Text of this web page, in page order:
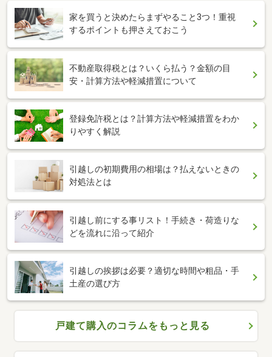
家を買うと決めたらまずやること3つ！重視
するポイントも押さえておこう
不動産取得税とは？いくら払う？金額の目
安・計算方法や軽減措置について
登録免許税とは？計算方法や軽減措置をわか
りやすく解説
引越しの初期費用の相場は？払えないときの
対処法とは
引越し前にする事リスト！手続き・荷造りな
どを流れに沿って紹介
引越しの挨拶は必要？適切な時間や粗品・手
土産の選び方
戸建て購入のコラムをもっと見る